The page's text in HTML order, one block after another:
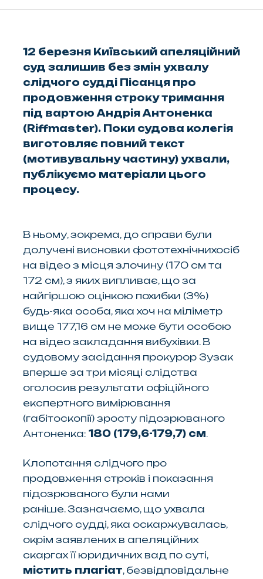
12 березня Київський апеляційний
суд залишив без змін ухвалу
слідчого судді Пісанця про
продовження строку тримання
під вартою Андрія Антоненка
(Riffmaster). Поки судова колегія
виготовляє повний текст
(мотивувальну частину) ухвали,
публікуємо матеріали цього
процесу.
В ньому, зокрема, до справи були
долучені висновки фототехнічнихосіб
на відео з місця злочину (170 см та
172 см), з яких випливає, що за
найгіршою оцінкою похибки (3%)
будь-яка особа, яка хоч на міліметр
вище 177,16 см не може бути особою
на відео закладання вибухівки. В
судовому засідання прокурор Зузак
вперше за три місяці слідства
оголосив результати офіційного
експертного вимірювання
(габітоскопії) зросту підозрюваного
Антоненка: 180 (179,6-179,7) см.
Клопотання слідчого про
продовження строків і показання
підозрюваного були нами
раніше. Зазначаємо, що ухвала
слідчого судді, яка оскаржувалась,
окрім заявлених в апеляційних
скаргах її юридичних вад по суті,
містить плагіат, безвідповідальне